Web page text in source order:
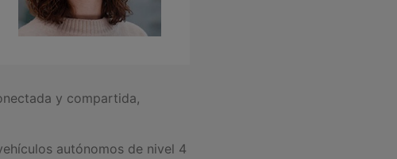
y compartida,
autónomos de nivel 4